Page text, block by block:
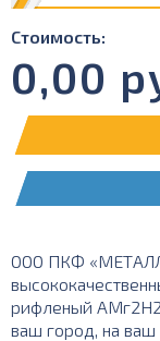
Стоимость:
0,00
ООО ПКФ «МЕТАЛЛ
рифленый АМг2Н2
ваш город, на